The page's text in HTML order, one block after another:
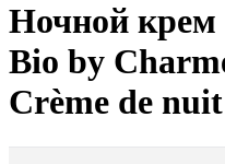
Ночной
Bio by
Crème de nuit